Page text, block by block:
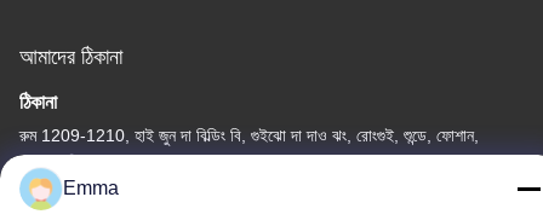
আমাদের ঠিকানা
ঠিকানা
রুম 1209-1210, হাই জুন দা বিল্ডিং বি, গুইঝো দা দাও ঝং, রোংগুই, শুন্ডে, ফোশান,
গুয়াংডং, চীন
টেল
Emma